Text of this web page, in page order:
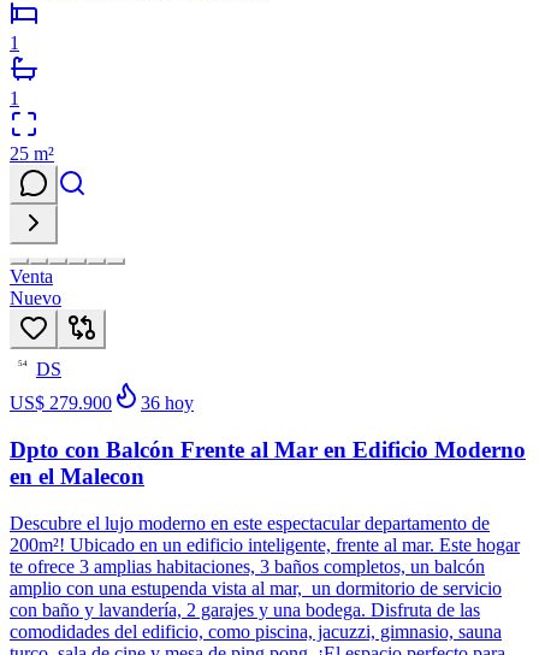
1
1
25 m²
Venta
Nuevo
54
DS
US$ 279.900
36 hoy
Dpto con Balcón Frente al Mar en Edificio Moderno
en el Malecon
Descubre el lujo moderno en este espectacular departamento de
200m²! Ubicado en un edificio inteligente, frente al mar. Este hogar
te ofrece 3 amplias habitaciones, 3 baños completos, un balcón
amplio con una estupenda vista al mar, un dormitorio de servicio
con baño y lavandería, 2 garajes y una bodega. Disfruta de las
comodidades del edificio, como piscina, jacuzzi, gimnasio, sauna